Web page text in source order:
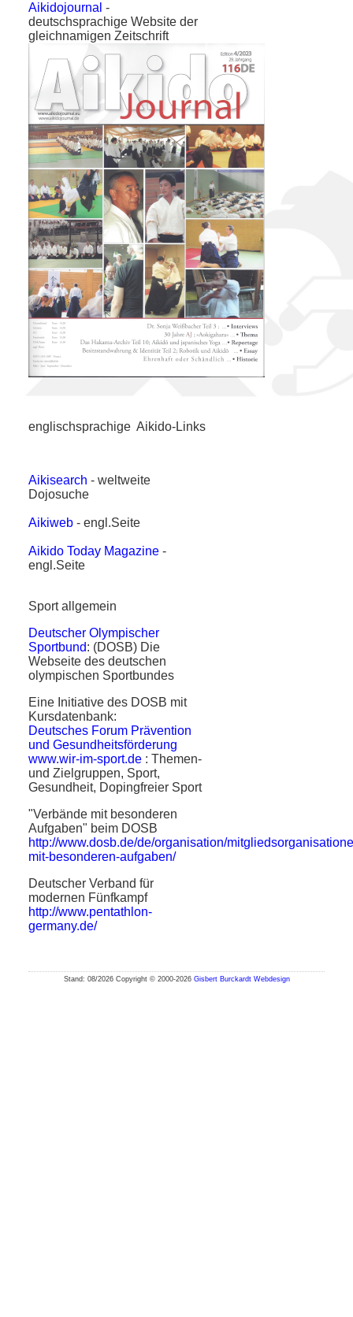
Aikidojournal -
deutschsprachige Website der
gleichnamigen Zeitschrift
englischsprachige Aikido-Links
Aikisearch - weltweite
Dojosuche
Aikiweb- engl.Seite
Aikido Today Magazine-
engl.Seite
Sport allgemein
Deutscher Olympischer
Sportbund: (DOSB) Die
Webseite des deutschen
olympischen Sportbundes
Eine Initiative des DOSB mit
Kursdatenbank:
Deutsches Forum Prävention
und Gesundheitsförderung
www.wir-im-sport.de: Themen-
und Zielgruppen, Sport,
Gesundheit, Dopingfreier Sport
"Verbände mit besonderen
Aufgaben" beim DOSB
http://www.dosb.de/de/organisation/
mit-besonderen-aufgaben/
Deutscher Verband für
modernen Fünfkampf
http://www.pentathlon-
germany.de/
Stand: 08/2026 Copyright © 2000-2026 Gisbert Burckardt Webdesign